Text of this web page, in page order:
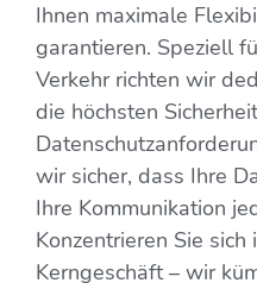
Ihnen maximale
garantieren. Speziell
Verkehr richten wir
die höchsten
wir sicher, dass Ihre
Ihre Kommunikation
Konzentrieren Sie
Kerngeschäft – wir